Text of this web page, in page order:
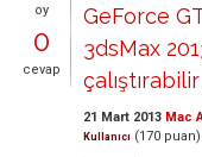
oy
0
cevap
GeForce
3dsMax
21 Mart 2013 Mac
Kullanıcı (170 puan)